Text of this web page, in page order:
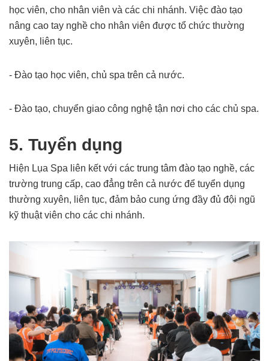
học viên, cho nhân viên và các chi nhánh. Việc đào tạo
nâng cao tay nghề cho nhân viên được tổ chức thường
xuyên, liên tục.
- Đào tạo học viên, chủ spa trên cả nước.
- Đào tạo, chuyển giao công nghệ tận nơi cho các chủ spa.
5. Tuyển dụng
Hiện Lụa Spa liên kết với các trung tâm đào tạo nghề, các
trường trung cấp, cao đẳng trên cả nước để tuyển dụng
thường xuyên, liên tục, đảm bảo cung ứng đầy đủ đội ngũ
kỹ thuật viên cho các chi nhánh.